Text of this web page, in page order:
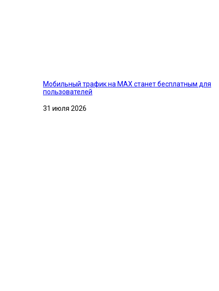
Мобильный трафик на MAX станет бесплатным для
пользователей
31 июля 2026